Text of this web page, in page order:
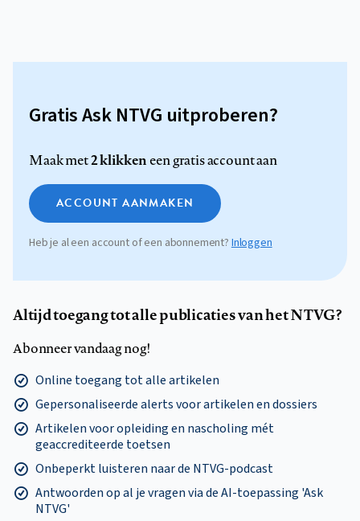
Gratis Ask NTVG uitproberen?
Maak met2 klikkeneen gratis account aan
ACCOUNT AANMAKEN
Heb je al een account of een abonnement?Inloggen
Altijd toegang tot alle publicaties van het NTVG?
Abonneer vandaag nog!
Online toegang tot alle artikelen
Gepersonaliseerde alerts voor artikelen en dossiers
Artikelen voor opleiding en nascholing mét
geaccrediteerde toetsen
Onbeperkt luisteren naar de NTVG-podcast
Antwoorden op al je vragen via de AI-toepassing 'Ask
NTVG'